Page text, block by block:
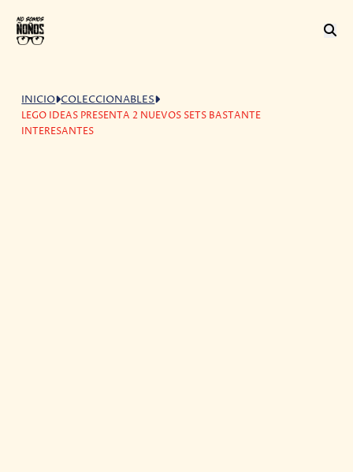
INICIO COLECCIONABLES
LEGO IDEAS PRESENTA 2 NUEVOS SETS BASTANTE
INTERESANTES